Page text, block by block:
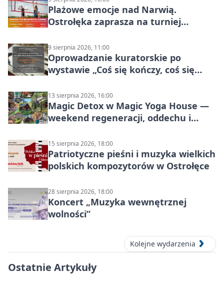
Plażowe emocje nad Narwią.
Ostrołęka zaprasza na turniej
9 sierpnia 2026, 11:00
Oprowadzanie kuratorskie po
wystawie „Coś się kończy, coś się
Mazowsza do Korony”
13 sierpnia 2026, 16:00
Magic Detox w Magic Yoga House —
weekend regeneracji, oddechu i
15 sierpnia 2026, 18:00
Patriotyczne pieśni i muzyka wielkich
polskich kompozytorów w Ostrołęce
28 sierpnia 2026, 18:00
Koncert „Muzyka wewnętrznej
wolności”
Kolejne wydarzenia
Ostatnie Artykuły